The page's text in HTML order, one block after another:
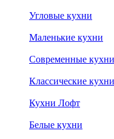
Угловые кухни
Маленькие кухни
Современные кухни
Классические кухни
Кухни Лофт
Белые кухни